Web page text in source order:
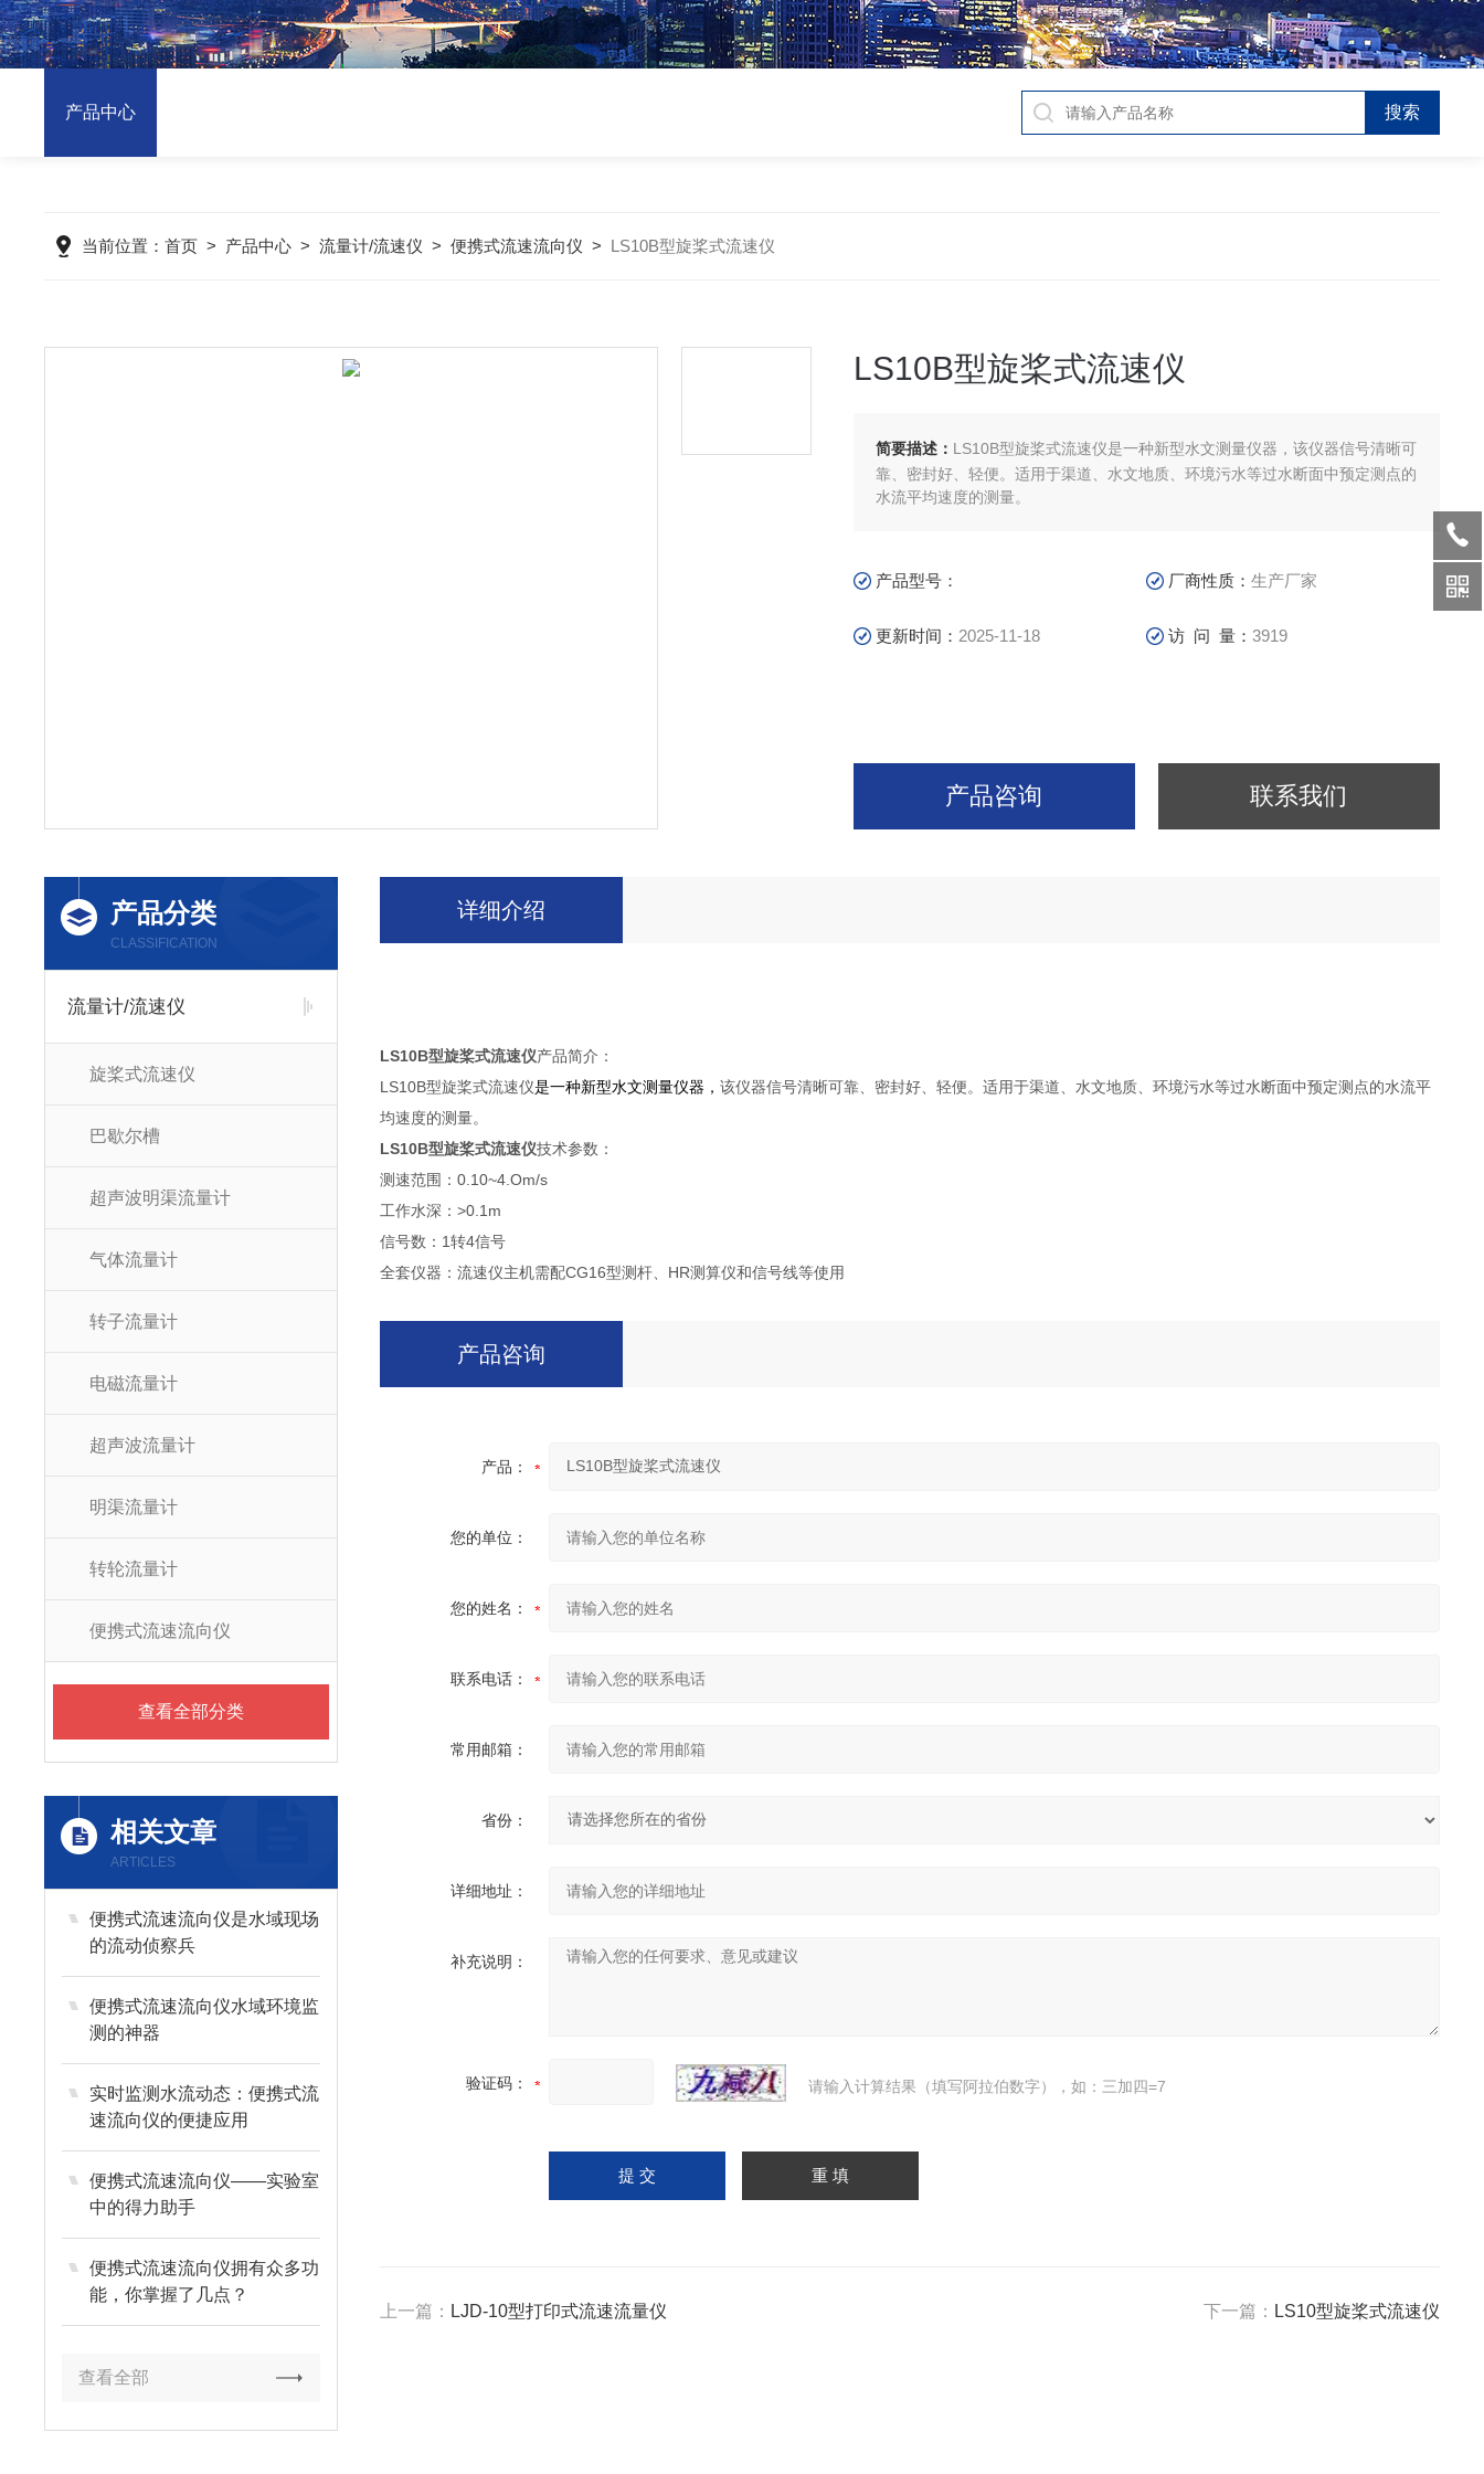
产品中心
当前位置：首页 > 产品中心 >流量计/流速仪 >便携式流速流向仪 > LS10B型旋桨式流速仪
LS10B型旋桨式流速仪
简要描述： LS10B型旋桨式流速仪是一种新型水文测量仪器，该仪器信号清晰可
靠、密封好、轻便。适用于渠道、水文地质、环境污水等过水断面中预定测点的
水流平均速度的测量。
产品型号： 厂商性质：生产厂家
更新时间： 2025-11-18 访 问 量：3919
产品咨询 联系我们
产品分类
CLASSIFICATION
流量计/流速仪
旋桨式流速仪
巴歇尔槽
超声波明渠流量计
气体流量计
转子流量计
电磁流量计
超声波流量计
明渠流量计
转轮流量计
便携式流速流向仪
查看全部分类
相关文章
ARTICLES
便携式流速流向仪是水域现场
的流动侦察兵
便携式流速流向仪水域环境监
测的神器
实时监测水流动态：便携式流
速流向仪的便捷应用
便携式流速流向仪——实验室
中的得力助手
便携式流速流向仪拥有众多功
能，你掌握了几点？
查看全部
详细介绍
LS10B型旋桨式流速仪产品简介：
LS10B型旋桨式流速仪是一种新型水文测量仪器， 该仪器信号清晰可靠、密封好、轻便。适用于渠道、水文地质、环境污水等过水断面中预定测点的水流平
均速度的测量。
LS10B型旋桨式流速仪技术参数：
测速范围：0.10~4.Om/s
工作水深：>0.1m
信号数：1转4信号
全套仪器：流速仪主机需配CG16型测杆、HR测算仪和信号线等使用
产品咨询
产品：
您的单位：
您的姓名：
联系电话：
常用邮箱：
省份：
详细地址：
补充说明：
验证码： 请输入计算结果（填写阿拉伯数字），如：三加四=7
上一篇： LJD-10型打印式流速流量仪 下一篇： LS10型旋桨式流速仪